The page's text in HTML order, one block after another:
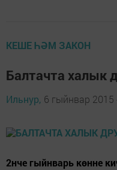
КЕШЕ ҺӘМ ЗАКОН
Балтачта халык
Ильнур, 6 гыйнвар 2015
2нче гыйнварь көнне